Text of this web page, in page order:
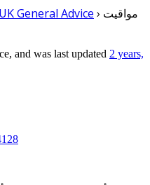
UK General Advice › مواقيت
and was last updated 2 years,